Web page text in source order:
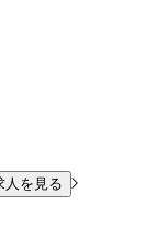
人を見る